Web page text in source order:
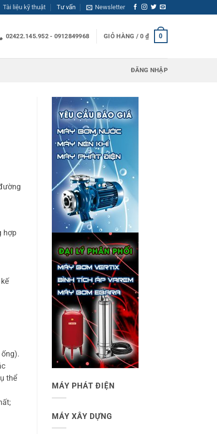
Tài liệu kỹ thuật Tư vấn Newsletter
02422.145.952 - 0912849968 GIỎ HÀNG /0 ₫ 0
ĐĂNG NHẬP
hợp
thể
MÁY PHÁT ĐIỆN
MÁY XÂY DỰNG